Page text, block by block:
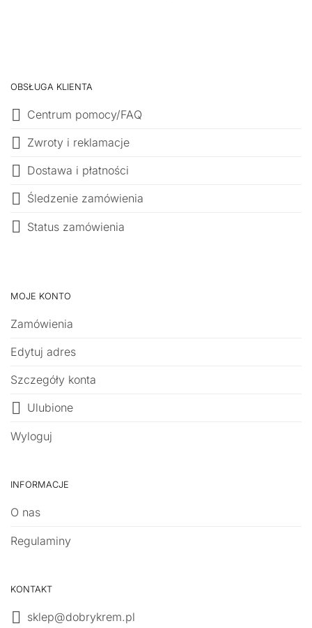
OBSŁUGA KLIENTA
Centrum pomocy/FAQ
Zwroty i reklamacje
Dostawa i płatności
Śledzenie zamówienia
Status zamówienia
MOJE KONTO
Zamówienia
Edytuj adres
Szczegóły konta
Ulubione
Wyloguj
INFORMACJE
O nas
Regulaminy
KONTAKT
sklep@dobrykrem.pl